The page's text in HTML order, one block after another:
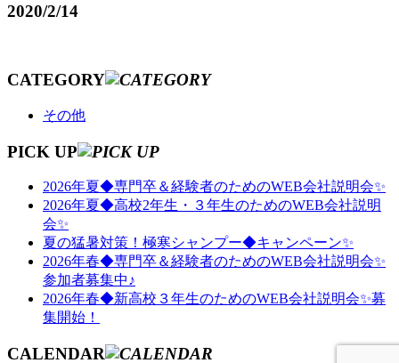
2020/2/14
CATEGORY
その他
PICK UP
2026年夏◆専門卒＆経験者のためのWEB会社説明会✨
2026年夏◆高校2年生・３年生のためのWEB会社説明
会✨
夏の猛暑対策！極寒シャンプー◆キャンペーン✨
2026年春◆専門卒＆経験者のためのWEB会社説明会✨
参加者募集中♪
2026年春◆新高校３年生のためのWEB会社説明会✨募
集開始！
CALENDAR